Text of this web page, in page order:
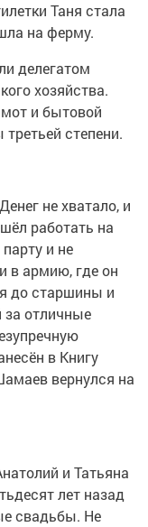
Таня стала
на ферму.
делегатом
хозяйства.
и бытовой
степени.
не хватало, и
работать на
и не
в армию, где он
до старшины и
отличные
в Книгу
вернулся на
и Татьяна
лет назад
свадьбы. Не